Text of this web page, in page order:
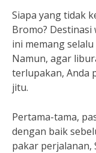
Siapa yang tidak
Bromo? Destinasi
ini memang
Namun, agar
terlupakan, Anda
jitu.
Pertama-tama,
dengan baik
pakar perjalanan,